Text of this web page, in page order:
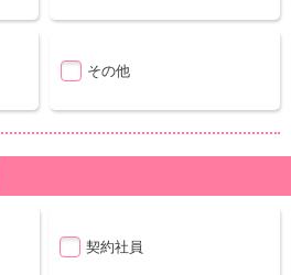
その他
契約社員